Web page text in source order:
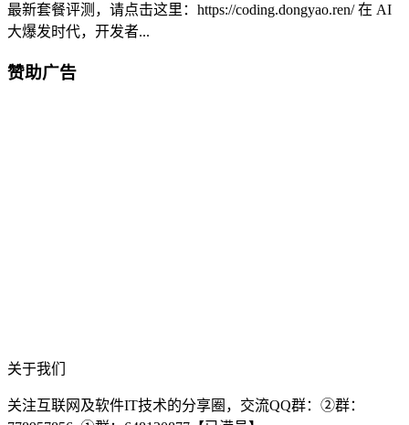
最新套餐评测，请点击这里：https://coding.dongyao.ren/ 在 AI
大爆发时代，开发者...
赞助广告
关于我们
关注互联网及软件IT技术的分享圈，交流QQ群：②群：